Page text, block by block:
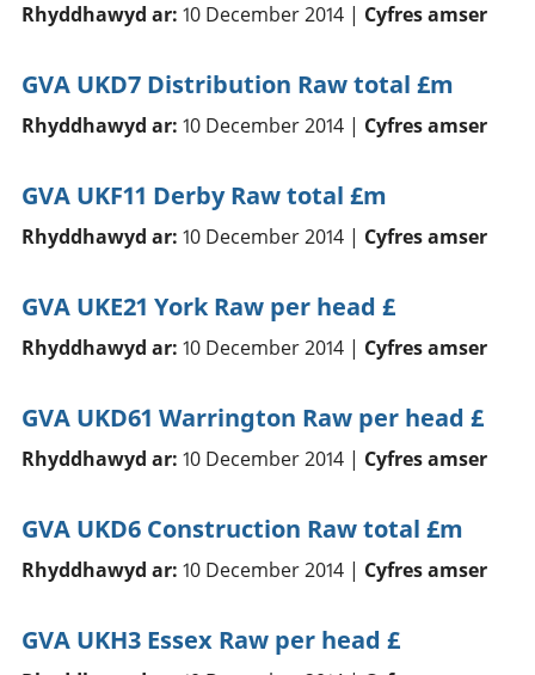
Rhyddhawyd ar: 10 December 2014 | Cyfres amser
GVA UKD7 Distribution Raw total £m
Rhyddhawyd ar: 10 December 2014 | Cyfres amser
GVA UKF11 Derby Raw total £m
Rhyddhawyd ar: 10 December 2014 | Cyfres amser
GVA UKE21 York Raw per head £
Rhyddhawyd ar: 10 December 2014 | Cyfres amser
GVA UKD61 Warrington Raw per head £
Rhyddhawyd ar: 10 December 2014 | Cyfres amser
GVA UKD6 Construction Raw total £m
Rhyddhawyd ar: 10 December 2014 | Cyfres amser
GVA UKH3 Essex Raw per head £